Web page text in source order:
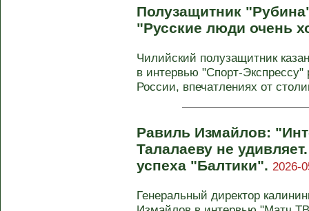
Полузащитник
"Русские люди очень
Чилийский полузащитник
в интервью "Спорт-Экспрессу"
России, впечатлениях от
Равиль Измайлов:
Талалаеву не
успеха "Балтики". 2026-
Генеральный директор